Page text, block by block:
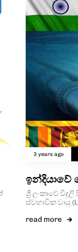
3 years ago
ඉන්දියාවේ
ශ්‍රී ලංකාවේ
ස්වභාවික වායු
read more